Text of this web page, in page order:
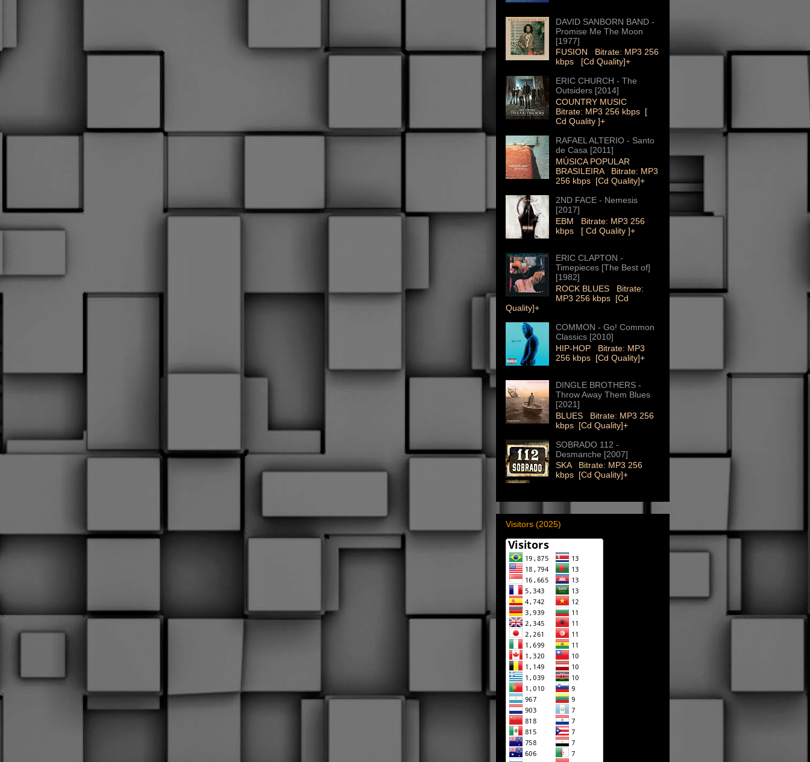
DAVID SANBORN BAND -
Promise Me The Moon
[1977]
FUSION Bitrate: MP3 256
kbps [Cd Quality]+
ERIC CHURCH - The
Outsiders [2014]
COUNTRY MUSIC
Bitrate: MP3 256 kbps [
Cd Quality ]+
RAFAEL ALTERIO - Santo
de Casa [2011]
MÚSICA POPULAR
BRASILEIRA Bitrate: MP3
256 kbps [Cd Quality]+
2ND FACE - Nemesis
[2017]
EBM Bitrate: MP3 256
kbps [ Cd Quality ]+
ERIC CLAPTON -
Timepieces [The Best of]
[1982]
ROCK BLUES Bitrate:
MP3 256 kbps [Cd
Quality]+
COMMON - Go! Common
Classics [2010]
HIP-HOP Bitrate: MP3
256 kbps [Cd Quality]+
DINGLE BROTHERS -
Throw Away Them Blues
[2021]
BLUES Bitrate: MP3 256
kbps [Cd Quality]+
SOBRADO 112 -
Desmanche [2007]
SKA Bitrate: MP3 256
kbps [Cd Quality]+
Visitors (2025)